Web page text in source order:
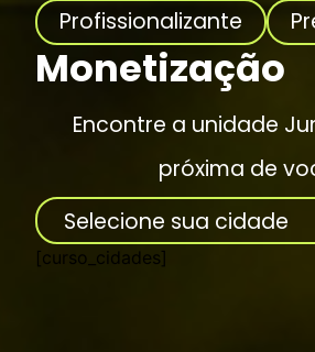
Profissionalizante
Monetização
Encontre a unidade
próxima de
[curso_cidades]